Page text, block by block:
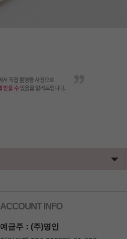
ACCOUNT INFO
예금주 : (주)명인